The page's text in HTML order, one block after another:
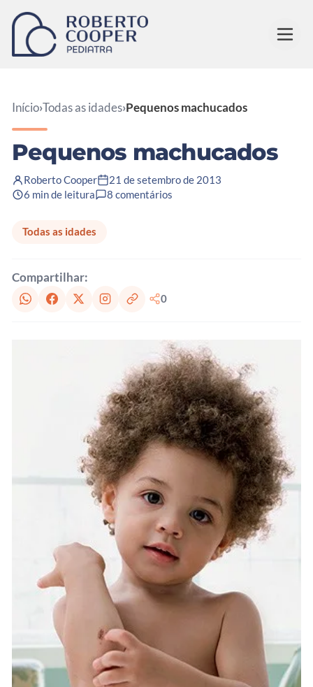
Pular para o conteúdo
Início›Todas as idades›Pequenos machucados
Pequenos machucados
Roberto Cooper
21 de setembro de 2013
6 min de leitura
8 comentários
Todas as idades
Compartilhar:
0